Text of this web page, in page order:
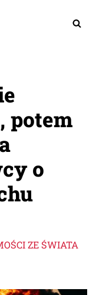
potem
o
ZE ŚWIATA